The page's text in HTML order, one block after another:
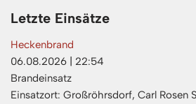
Letzte Einsätze
Heckenbrand
06.08.2026
22:54
Brandeinsatz
Einsatzort: Großröhrsdorf, Carl Rosen